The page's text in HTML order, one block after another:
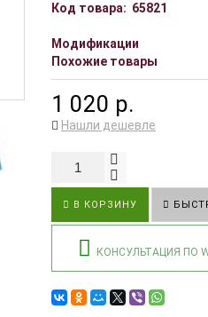
Код товара: 65821
Модификации
Похожие товары
1 020 р.
Нашли дешевле
В КОРЗИНУ
КОНСУЛЬТАЦИЯ ПО